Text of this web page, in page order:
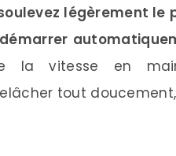
légèrement le
la vitesse en
tout